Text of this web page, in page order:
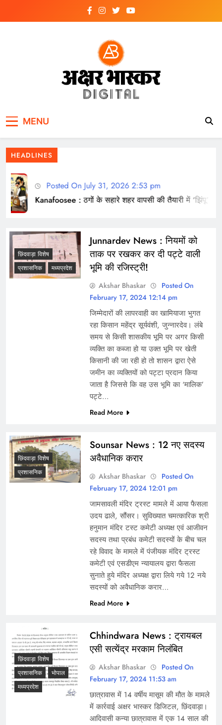
MENU
HEADLINES
Posted On July 31, 2026 2:53 pm
Kanafoosee : ठगों के सहारे शहर वापसी की तैयारी में ‘झिंपू’
छिंदवाड़ा विशेष
प्रशासनिक
मध्यप्रदेश
Junnardev News : नियमों को
ताक पर रखकर कर दी पट्टे वाली
भूमि की रजिस्ट्री!
Akshar Bhaskar
Posted On
February 17, 2024 12:14 pm
जिम्मेदारों की लापरवाही का खामियाजा भुगत
रहा किसान महेंद्र सूर्यवंशी, जुन्नारदेव। लंबे
समय से किसी शासकीय भूमि पर अगर किसी
व्यक्ति का कब्जा हो या उक्त भूमि पर खेती
किसानी की जा रही हो तो शासन द्वारा ऐसे
जमीन का व्यक्तियों को पट्टा प्रदान किया
जाता है जिससे कि वह उस भूमि का ‘मालिक’
पट्टे…
Read More
छिंदवाड़ा विशेष
प्रशासनिक
Sounsar News : 12 नए सदस्य
अवैधानिक करार
Akshar Bhaskar
Posted On
February 17, 2024 12:01 pm
जामसावली मंदिर ट्रस्ट मामले में आया फैसला
उदय ढाले, सौंसर। सुविख्यात चमत्कारिक श्री
हनुमान मंदिर टस्ट कमेटी अध्यक्ष एवं आजीवन
सदस्य तथा प्रबंध कमेटी सदस्यों के बीच चल
रहे विवाद के मामले में पंजीयक मंदिर ट्रस्ट
कमेटी एवं एसडीएम न्यायालय द्वारा फैसला
सुनाते हुये मंदिर अध्यक्ष द्वारा लिये गये 12 नये
सदस्यों को अवैधानिक करार…
Read More
छिंदवाड़ा विशेष
प्रशासनिक
भोपाल
मध्यप्रदेश
Chhindwara News : ट्रायबल
एसी सत्येंद्र मरकाम निलंबित
Akshar Bhaskar
Posted On
February 17, 2024 11:53 am
छात्रावास में 14 वर्षीय मासूम की मौत के मामले
में कार्रवाई अक्षर भास्कर डिजिटल, छिंदवाड़ा।
आदिवासी कन्या छात्रावास में एक 14 साल की